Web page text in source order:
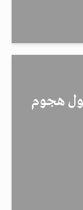
هجوم